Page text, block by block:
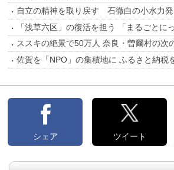
自立の精神を取り戻す 石徹白の小水力
「浅草六区」の復活を担う 「まるごとに
ススキの絶景で50万人 奈良・曽爾村の次
佐賀を「NPO」の集積地に ふるさと納税
シェア ツイート